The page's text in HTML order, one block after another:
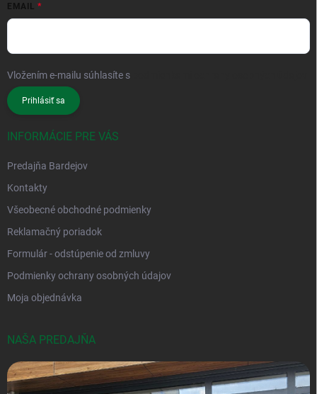
EMAIL
Vložením e-mailu súhlasíte s
Prihlásiť sa
INFORMÁCIE PRE VÁS
Predajňa Bardejov
Kontakty
Všeobecné obchodné podmienky
Reklamačný poriadok
Formulár - odstúpenie od zmluvy
Podmienky ochrany osobných údajov
Moja objednávka
NAŠA PREDAJŇA